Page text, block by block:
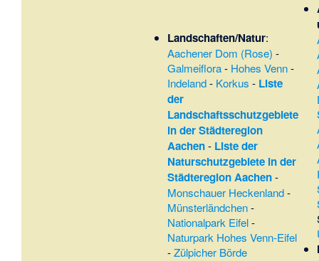
Landschaften/Natur:
Aachener Dom (Rose) -
Galmeiflora- Hohes Venn-
Indeland- Korkus - Liste
der
Landschaftsschutzgebiete
in der Städteregion
Aachen- Liste der
Naturschutzgebiete in der
Städteregion Aachen-
Monschauer Heckenland-
Münsterländchen-
Nationalpark Eifel-
Naturpark Hohes Venn-Eifel
-Zülpicher Börde